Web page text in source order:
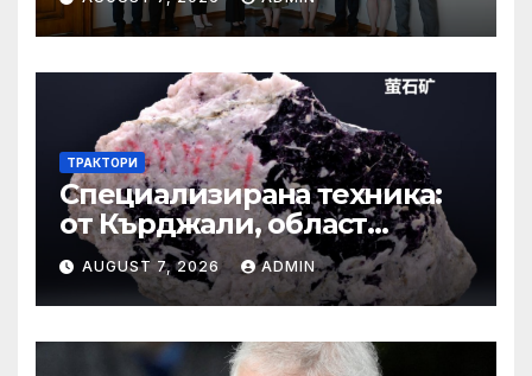
винаги отстоявайте
интересите на България
ТРАКТОРИ
Специализирана техника:
от Кърджали, област
Кърджали Втора ръка и
нови с ТОП цени онлайн от
цяла България — Bazar.bg
AUGUST 7, 2026 ADMIN